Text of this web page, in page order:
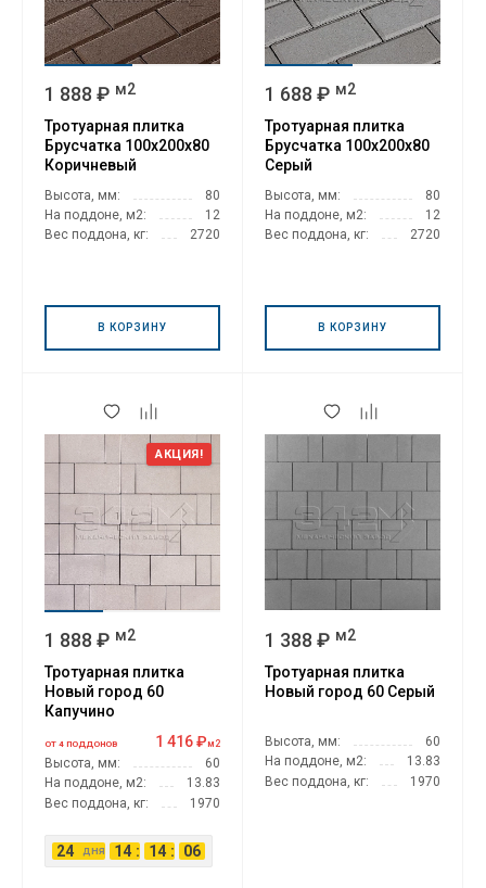
1 888 ₽ м2
Тротуарная плитка
Брусчатка 100х200х80
Коричневый
Высота, мм:
80
На поддоне, м2:
12
Вес поддона, кг:
2720
В КОРЗИНУ
1 688 ₽ м2
Тротуарная плитка
Брусчатка 100х200х80
Серый
Высота, мм:
80
На поддоне, м2:
12
Вес поддона, кг:
2720
В КОРЗИНУ
АКЦИЯ!
1 888 ₽ м2
Тротуарная плитка
Новый город 60
Капучино
ОТ 4 ПОДДОНОВ 1 416 ₽м2
Высота, мм:
60
На поддоне, м2:
13.83
Вес поддона, кг:
1970
24 дня 14 : 14 : 05
1 388 ₽ м2
Тротуарная плитка
Новый город 60 Серый
Высота, мм:
60
На поддоне, м2:
13.83
Вес поддона, кг:
1970